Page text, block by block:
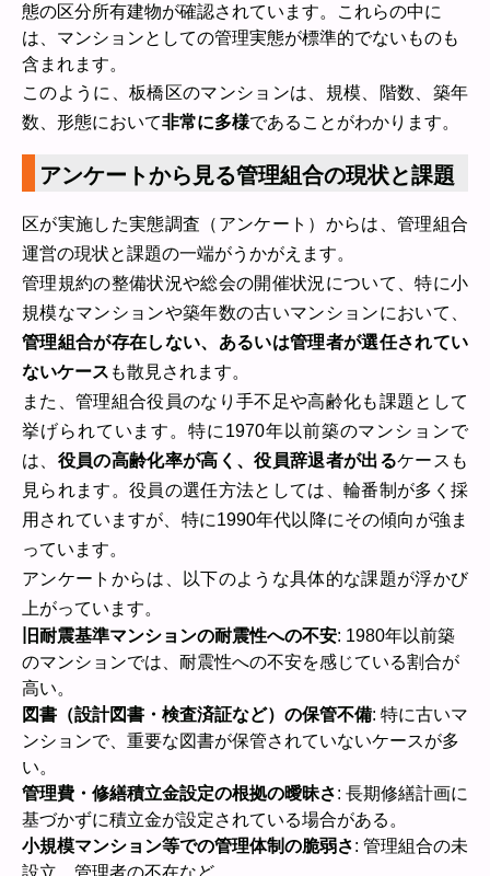
態の区分所有建物が確認されています。これらの中に
は、マンションとしての管理実態が標準的でないものも
含まれます。
このように、板橋区のマンションは、規模、階数、築年
数、形態において非常に多様であることがわかります。
アンケートから見る管理組合の現状と課題
区が実施した実態調査（アンケート）からは、管理組合
運営の現状と課題の一端がうかがえます。
管理規約の整備状況や総会の開催状況について、特に小
規模なマンションや築年数の古いマンションにおいて、
管理組合が存在しない、あるいは管理者が選任されてい
ないケース も散見されます。
また、管理組合役員のなり手不足や高齢化も課題として
挙げられています。特に1970年以前築のマンションで
は、 役員の高齢化率が高く、役員辞退者が出るケースも
見られます。役員の選任方法としては、輪番制が多く採
用されていますが、特に1990年代以降にその傾向が強ま
っています。
アンケートからは、以下のような具体的な課題が浮かび
上がっています。
旧耐震基準マンションの耐震性への不安: 1980年以前築
のマンションでは、耐震性への不安を感じている割合が
高い。
図書（設計図書・検査済証など）の保管不備: 特に古いマ
ンションで、重要な図書が保管されていないケースが多
い。
管理費・修繕積立金設定の根拠の曖昧さ: 長期修繕計画に
基づかずに積立金が設定されている場合がある。
小規模マンション等での管理体制の脆弱さ: 管理組合の未
設立、管理者の不在など。